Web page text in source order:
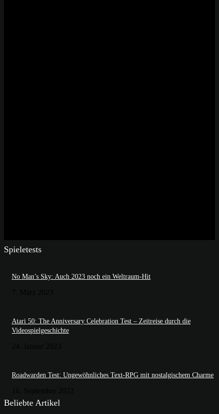
Spieletests
No Man’s Sky: Auch 2023 noch ein Weltraum-Hit
Atari 50: The Anniversary Celebration Test – Zeitreise durch die
Videospielgeschichte
Roadwarden Test: Ungewöhnliches Text-RPG mit nostalgischem Charme
Beliebte Artikel